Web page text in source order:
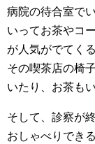
病院の待合室で
いってお茶やコ
が人気がでてく
その喫茶店の椅
いたり、お茶も
そして、診察が
おしゃべりでき